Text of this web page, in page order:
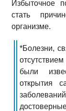
Избыточное
стать
организме.
*Болезни,
были
открытия